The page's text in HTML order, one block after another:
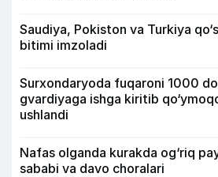
Saudiya, Pokiston va Turkiya
bitimi imzoladi
Surxondaryoda fuqaroni 1000
gvardiyaga ishga kiritib
ushlandi
Nafas olganda kurakda og‘riq
sababi va davo choralari